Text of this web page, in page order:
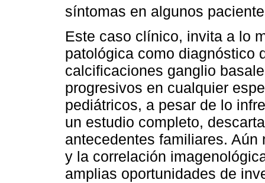
síntomas en algunos
Este caso clínico, invita a lo
patológica como diagnóstico
calcificaciones ganglio
progresivos en cualquier
pediátricos, a pesar de lo
un estudio completo,
antecedentes familiares.
y la correlación
amplias oportunidades de